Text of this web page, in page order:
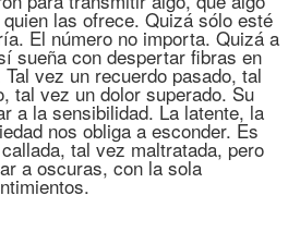
las ofrece. Quizá sólo esté
El número no importa. Quizá a
sueña con despertar fibras en
vez un recuerdo pasado, tal
tal vez un dolor superado. Su
a la sensibilidad. La latente, la
nos obliga a esconder. Es
tal vez maltratada, pero
a oscuras, con la sola